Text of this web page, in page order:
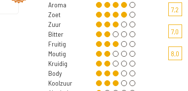
Aroma
Zoet
Zuur
Bitter
Fruitig
Moutig
Kruidig
Body
Koolzuur
7,2
7,0
8,0